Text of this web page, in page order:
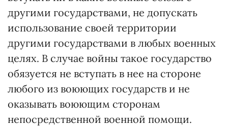
другими государствами, не допускать
использование своей территории
другими государствами в любых военных
целях. В случае войны такое государство
обязуется не вступать в нее на стороне
любого из воюющих государств и не
оказывать воюющим сторонам
непосредственной военной помощи.